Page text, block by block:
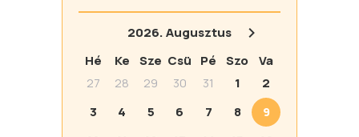
2026.Augusztus
Hé
Ke Sze Csü Pé Szo
Va
27
28 29 30 31 1
2
3
4 5 6 7 8
9